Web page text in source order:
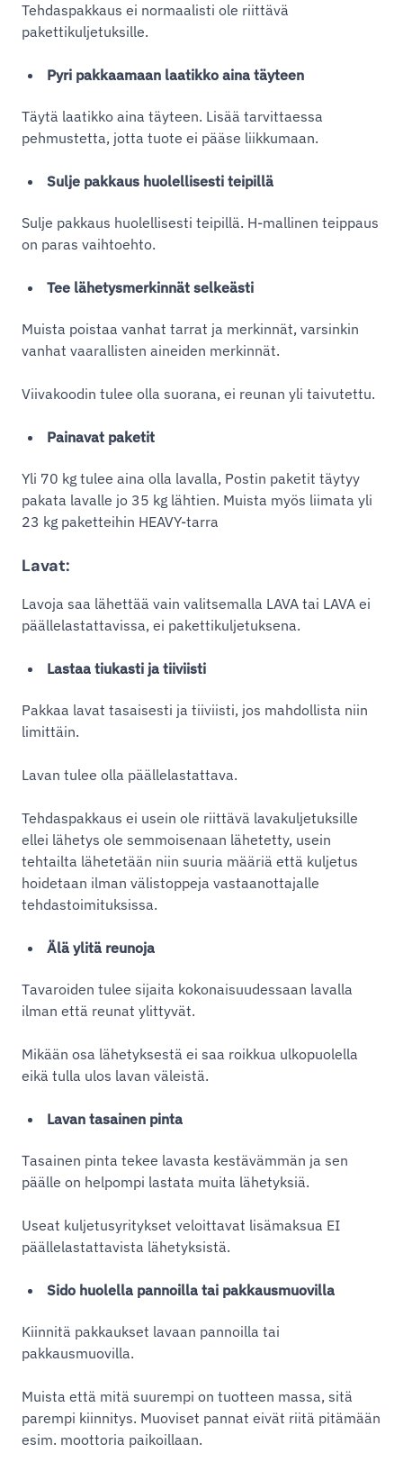
Tehdaspakkaus ei normaalisti ole riittävä
pakettikuljetuksille.
Pyri pakkaamaan laatikko aina täyteen
Täytä laatikko aina täyteen. Lisää tarvittaessa
pehmustetta, jotta tuote ei pääse liikkumaan.
Sulje pakkaus huolellisesti teipillä
Sulje pakkaus huolellisesti teipillä. H-mallinen teippaus
on paras vaihtoehto.
Tee lähetysmerkinnät selkeästi
Muista poistaa vanhat tarrat ja merkinnät, varsinkin
vanhat vaarallisten aineiden merkinnät.
Viivakoodin tulee olla suorana, ei reunan yli taivutettu.
Painavat paketit
Yli 70 kg tulee aina olla lavalla, Postin paketit täytyy
pakata lavalle jo 35 kg lähtien. Muista myös liimata yli
23 kg paketteihin HEAVY-tarra
Lavat:
Lavoja saa lähettää vain valitsemalla LAVA tai LAVA ei
päällelastattavissa, ei pakettikuljetuksena.
Lastaa tiukasti ja tiiviisti
Pakkaa lavat tasaisesti ja tiiviisti, jos mahdollista niin
limittäin.
Lavan tulee olla päällelastattava.
Tehdaspakkaus ei usein ole riittävä lavakuljetuksille
ellei lähetys ole semmoisenaan lähetetty, usein
tehtailta lähetetään niin suuria määriä että kuljetus
hoidetaan ilman välistoppeja vastaanottajalle
tehdastoimituksissa.
Älä ylitä reunoja
Tavaroiden tulee sijaita kokonaisuudessaan lavalla
ilman että reunat ylittyvät.
Mikään osa lähetyksestä ei saa roikkua ulkopuolella
eikä tulla ulos lavan väleistä.
Lavan tasainen pinta
Tasainen pinta tekee lavasta kestävämmän ja sen
päälle on helpompi lastata muita lähetyksiä.
Useat kuljetusyritykset veloittavat lisämaksua EI
päällelastattavista lähetyksistä.
Sido huolella pannoilla tai pakkausmuovilla
Kiinnitä pakkaukset lavaan pannoilla tai
pakkausmuovilla.
Muista että mitä suurempi on tuotteen massa, sitä
parempi kiinnitys. Muoviset pannat eivät riitä pitämään
esim. moottoria paikoillaan.